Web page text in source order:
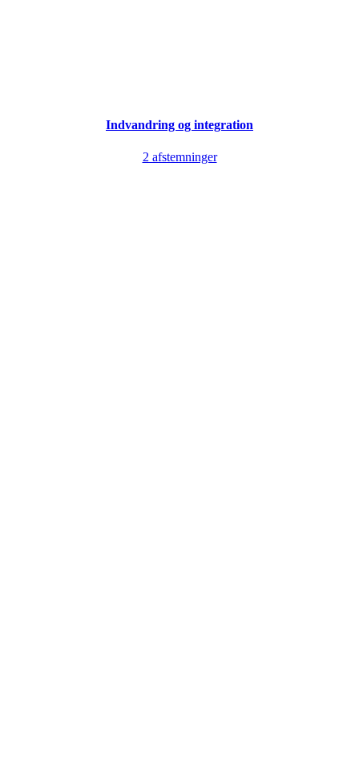
Indvandring og integration
2 afstemninger